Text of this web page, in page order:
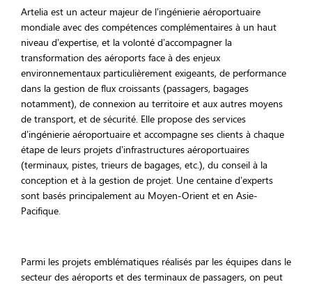
Artelia est un acteur majeur de l’ingénierie aéroportuaire
mondiale avec des compétences complémentaires à un haut
niveau d’expertise, et la volonté d’accompagner la
transformation des aéroports face à des enjeux
environnementaux particulièrement exigeants, de performance
dans la gestion de flux croissants (passagers, bagages
notamment), de connexion au territoire et aux autres moyens
de transport, et de sécurité. Elle propose des services
d’ingénierie aéroportuaire et accompagne ses clients à chaque
étape de leurs projets d’infrastructures aéroportuaires
(terminaux, pistes, trieurs de bagages, etc.), du conseil à la
conception et à la gestion de projet. Une centaine d’experts
sont basés principalement au Moyen-Orient et en Asie-
Pacifique.
Parmi les projets emblématiques réalisés par les équipes dans le
secteur des aéroports et des terminaux de passagers, on peut